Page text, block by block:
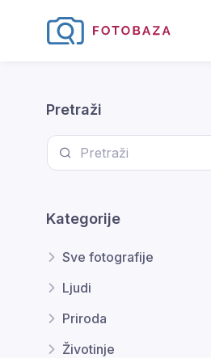
Pretraži
Kategorije
Sve fotografije
Ljudi
Priroda
Životinje